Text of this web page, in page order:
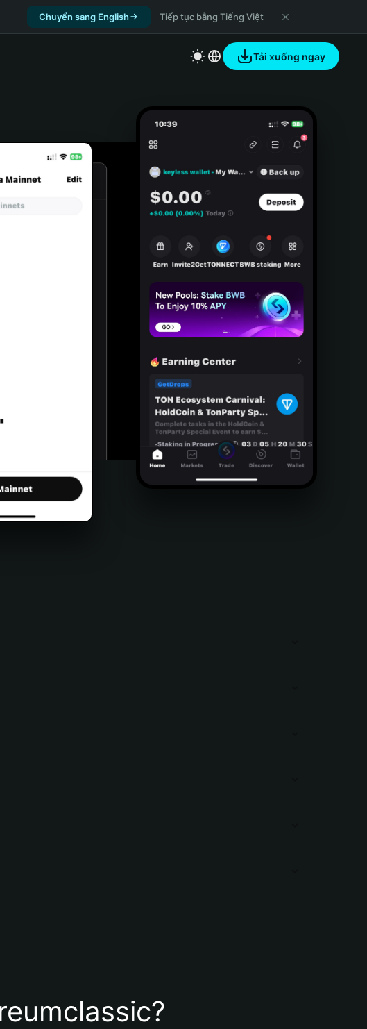
Chuyển sang English Tiếp tục bằng Tiếng Việt
Tải xuống ngay